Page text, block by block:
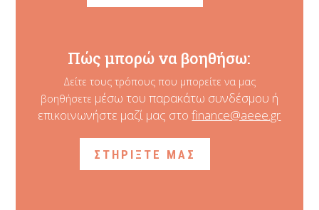
Πώς μπορώ να βοηθήσω:
Δείτε τους τρόπους που μπορείτε να μας
βοηθήσετε μέσω του παρακάτω συνδέσμου ή
επικοινωνήστε μαζί μας στοfinance@aeee.gr
ΣΤΗΡΙΞΤΕ ΜΑΣ